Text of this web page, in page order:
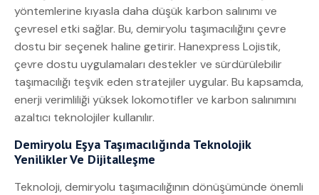
yöntemlerine kıyasla daha düşük karbon salınımı ve
çevresel etki sağlar. Bu, demiryolu taşımacılığını çevre
dostu bir seçenek haline getirir. Hanexpress Lojistik,
çevre dostu uygulamaları destekler ve sürdürülebilir
taşımacılığı teşvik eden stratejiler uygular. Bu kapsamda,
enerji verimliliği yüksek lokomotifler ve karbon salınımını
azaltıcı teknolojiler kullanılır.
Demiryolu Eşya Taşımacılığında Teknolojik
Yenilikler Ve Dijitalleşme
Teknoloji, demiryolu taşımacılığının dönüşümünde önemli